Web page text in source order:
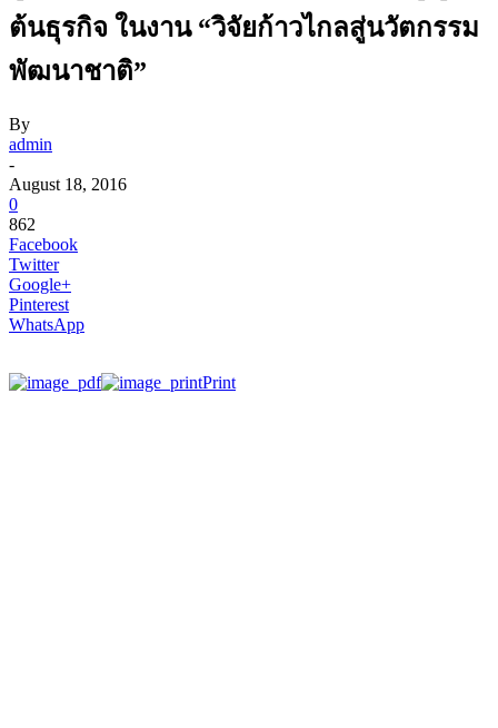
ต้นธุรกิจ ในงาน “วิจัยก้าวไกลสู่นวัตกรรม
พัฒนาชาติ”
By
admin
-
August 18, 2016
0
862
Facebook
Twitter
Google+
Pinterest
WhatsApp
Print